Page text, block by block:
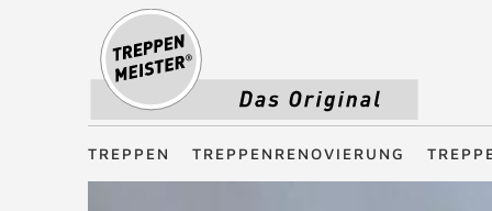
Treppenmeister - Das Original
TREPPEN TREPPENRENOVIERUNG